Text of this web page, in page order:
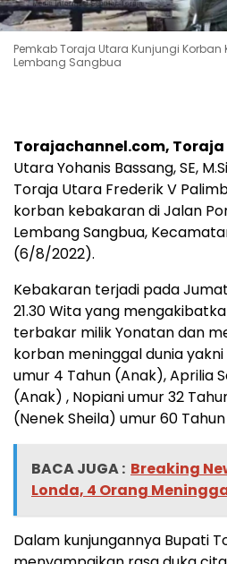
Pemkab Toraja Utara Kunjungi Korban
Lembang Sangbua
Torajachannel.com,
Utara Yohanis Bassang, SE,
Toraja Utara Frederik V
korban kebakaran di Jalan
Lembang Sangbua,
(6/8/2022).
Kebakaran terjadi pada
21.30 Wita yang
terbakar milik Yonatan dan
korban meninggal dunia yakni
umur 4 Tahun (Anak), Aprilia
(Anak) , Nopiani umur 32
(Nenek Sheila) umur 60
BACA JUGA : Breaking
Londa, 4 Orang
Dalam kunjungannya Bupati